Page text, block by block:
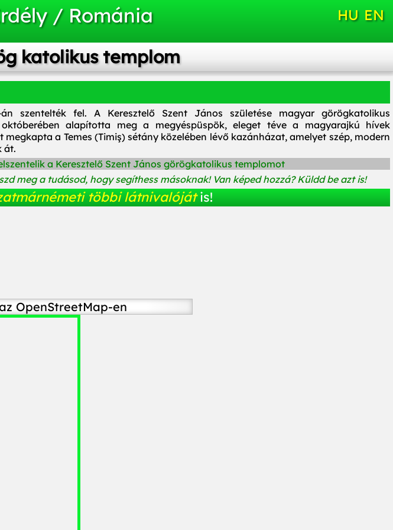
/ Románia HU EN
katolikus templom
án szentelték fel. A Keresztelő Szent János születése magyar görögkatolikus
októberében alapította meg a megyéspüspök, eleget téve a magyarajkú hívek
megkapta a Temes (Timiş) sétány közelében lévő kazánházat, amelyet szép, modern
át.
a Keresztelő Szent János görögkatolikus templomot
meg a tudásod, hogy segíthess másoknak! Van képed hozzá? Küldd be azt is!
többi látnivalóját is!
OpenStreetMap-en